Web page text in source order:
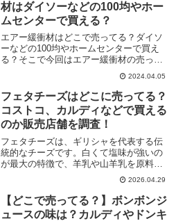
材はダイソーなどの100均やホー
ムセンターで買える？
エアー緩衝材はどこで売ってる？ダイソ
ーなどの100均やホームセンターで買え
る？そこで今回はエアー緩衝材の売って
2024.04.05
フェタチーズはどこに売ってる？
コストコ、カルディなどで買える
のか販売店舗を調査！
フェタチーズは、ギリシャを代表する伝
統的なチーズです。白くて塩味が強いの
が最大の特徴で、羊乳や山羊乳を原料と
しており、独特の風味があります。今回
は、フェタチーズがどこで手に入るの
か、身近な店舗を中心に最新の販売店を
調査しました。フェタチーズ...
2026.04.29
【どこで売ってる？】ボンボンジ
ュースの味は？カルディやドンキ